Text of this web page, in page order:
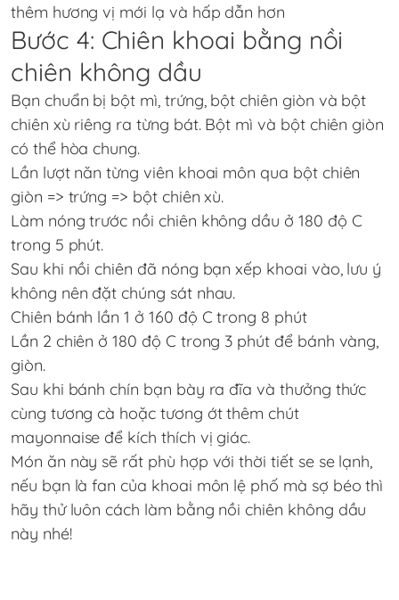
thêm hương vị mới lạ và hấp dẫn hơn
Bước 4: Chiên khoai bằng nồi
chiên không dầu
Bạn chuẩn bị bột mì, trứng, bột chiên giòn và bột
chiên xù riêng ra từng bát. Bột mì và bột chiên giòn
có thể hòa chung.
Lần lượt năn từng viên khoai môn qua bột chiên
giòn => trứng => bột chiên xù.
Làm nóng trước nồi chiên không dầu ở 180 độ C
trong 5 phút.
Sau khi nồi chiên đã nóng bạn xếp khoai vào, lưu ý
không nên đặt chúng sát nhau.
Chiên bánh lần 1 ở 160 độ C trong 8 phút
Lần 2 chiên ở 180 độ C trong 3 phút để bánh vàng,
giòn.
Sau khi bánh chín bạn bày ra đĩa và thưởng thức
cùng tương cà hoặc tương ớt thêm chút
mayonnaise để kích thích vị giác.
Món ăn này sẽ rất phù hợp với thời tiết se se lạnh,
nếu bạn là fan của khoai môn lệ phố mà sợ béo thì
hãy thử luôn cách làm bằng nồi chiên không dầu
này nhé!